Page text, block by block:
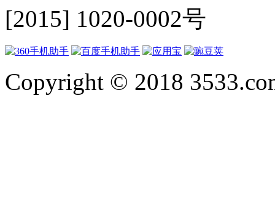
[2015] 1020-0002号
Copyright © 2018